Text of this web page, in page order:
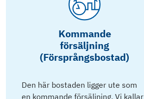
Kommande
försäljning
(Försprångsbostad)
Den här bostaden ligger ute som
en kommande försäljning. Vi kallar